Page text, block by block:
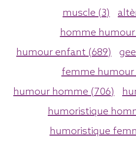
muscle (3)
homme humour
humour enfant (689)
femme humour
humour homme (706)
humoristique
humoristique